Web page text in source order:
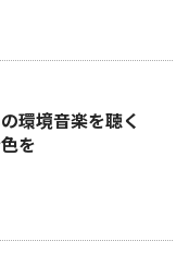
環境音楽を聴く
を